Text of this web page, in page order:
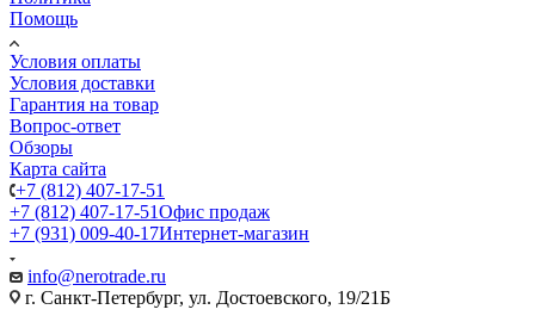
Помощь
Условия оплаты
Условия доставки
Гарантия на товар
Вопрос-ответ
Обзоры
Карта сайта
+7 (812) 407-17-51
+7 (812) 407-17-51Офис продаж
+7 (931) 009-40-17Интернет-магазин
info@nerotrade.ru
г. Санкт-Петербург, ул. Достоевского, 19/21Б